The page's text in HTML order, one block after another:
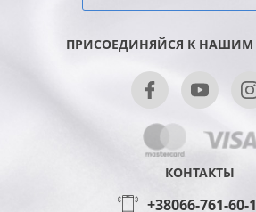
ПРИСОЕДИНЯЙСЯ К НАШИМ
КОНТАКТЫ
+38066-761-60-